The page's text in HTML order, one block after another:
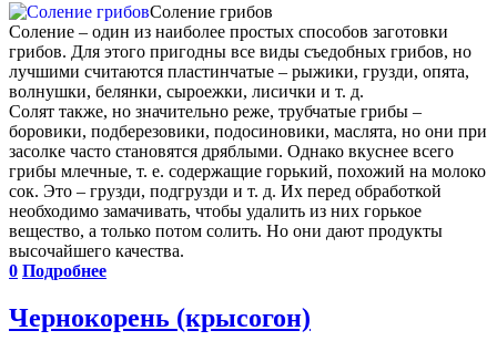
Соление грибов
Соление – один из наиболее простых способов заготовки
грибов. Для этого пригодны все виды съедобных грибов, но
лучшими считаются пластинчатые – рыжики, грузди, опята,
волнушки, белянки, сыроежки, лисички и т. д.
Солят также, но значительно реже, трубчатые грибы –
боровики, подберезовики, подосиновики, маслята, но они при
засолке часто становятся дряблыми. Однако вкуснее всего
грибы млечные, т. е. содержащие горький, похожий на молоко
сок. Это – грузди, подгрузди и т. д. Их перед обработкой
необходимо замачивать, чтобы удалить из них горькое
вещество, а только потом солить. Но они дают продукты
высочайшего качества.
0 Подробнее
Чернокорень (крысогон)